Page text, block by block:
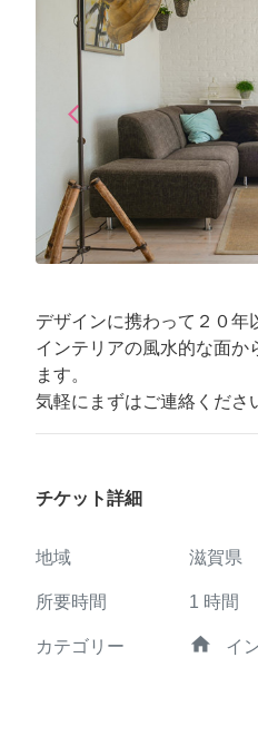
arrow_back_iosPrevious
デザインに携わって２０年
インテリアの風水的な面か
ます。
気軽にまずはご連絡くださ
チケット詳細
地域 滋賀県
所要時間 1 時間
カテゴリー home イ